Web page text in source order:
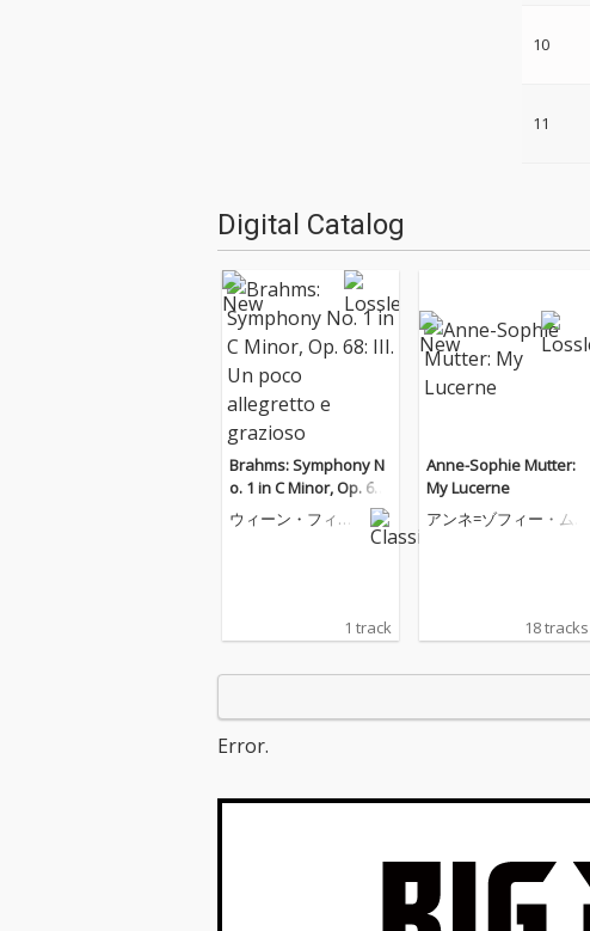
10
11
Digital Catalog
Brahms: Symphony N
o. 1 in C Minor, Op. 68:
III. Un poco allegretto
e grazioso
ウィーン・フィル
1 track
Anne-Sophie Mutter:
My Lucerne
アンネ=ゾフィー・ム
18 tracks
Error.